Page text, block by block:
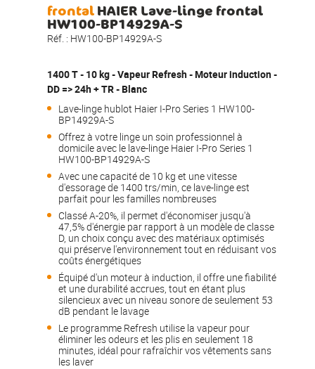
frontalHAIER Lave-linge frontal
HW100-BP14929A-S
Réf. : HW100-BP14929A-S
1400 T - 10 kg - Vapeur Refresh - Moteur induction -
DD => 24h + TR - Blanc
Lave-linge hublot Haier I-Pro Series 1 HW100-
BP14929A-S
Offrez à votre linge un soin professionnel à
domicile avec le lave-linge Haier I-Pro Series 1
HW100-BP14929A-S
Avec une capacité de 10 kg et une vitesse
d'essorage de 1400 trs/min, ce lave-linge est
parfait pour les familles nombreuses
Classé A-20%, il permet d'économiser jusqu'à
47,5% d'énergie par rapport à un modèle de classe
D, un choix conçu avec des matériaux optimisés
qui préserve l'environnement tout en réduisant vos
coûts énergétiques
Équipé d'un moteur à induction, il offre une fiabilité
et une durabilité accrues, tout en étant plus
silencieux avec un niveau sonore de seulement 53
dB pendant le lavage
Le programme Refresh utilise la vapeur pour
éliminer les odeurs et les plis en seulement 18
minutes, idéal pour rafraîchir vos vêtements sans
les laver